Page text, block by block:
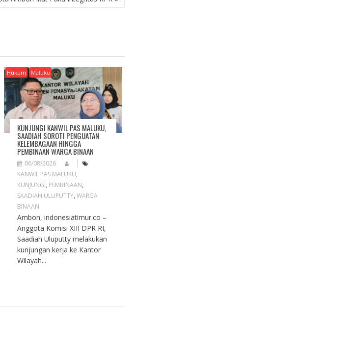
Hukum Maluku
KUNJUNGI KANWIL PAS MALUKU,
SAADIAH SOROTI PENGUATAN
KELEMBAGAAN HINGGA
PEMBINAAN WARGA BINAAN
06/08/2026
KANWIL PAS MALUKU,
KUNJUNGI, PEMBINAAN,
SAADIAH ULUPUTTY,WARGA
BINAAN
Ambon, indonesiatimur.co –
Anggota Komisi XIII DPR RI,
Saadiah Uluputty melakukan
kunjungan kerja ke Kantor
Wilayah...